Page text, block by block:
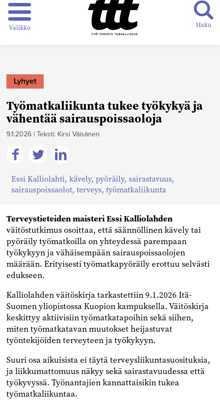
Valikko Haku
Lyhyet
Työmatkaliikunta tukee työkykyä ja
vähentää sairauspoissaoloja
9.1.2026 | Teksti: Kirsi Väisänen
Jaa
Facebookissa
Jaa
Twitterissä
Jaa
Linkedinissä
Essi Kalliolahti, kävely, pyöräily, sairastavuus,
sairauspoissaolot, terveys, työmatkaliikunta
Terveystieteiden maisteriEssi Kalliolahden
väitöstutkimus osoittaa, että säännöllinen kävely tai
pyöräily työmatkoilla on yhteydessä parempaan
työkykyyn ja vähäisempään sairauspoissaolojen
määrään. Erityisesti työmatkapyöräily erottuu selvästi
edukseen.
Kalliolahden väitöskirja tarkastettiin 9.1.2026 Itä-
Suomen yliopistossa Kuopion kampuksella. Väitöskirja
keskittyy aktiivisiin työmatkatapoihin sekä siihen,
miten työmatkatavan muutokset heijastuvat
työntekijöiden terveyteen ja työkykyyn.
Suuri osa aikuisista ei täytä terveysliikuntasuosituksia,
ja liikkumattomuus näkyy sekä sairastavuudessa että
työkyvyssä. Työnantajien kannattaisikin tukea
työmatkaliikuntaa.